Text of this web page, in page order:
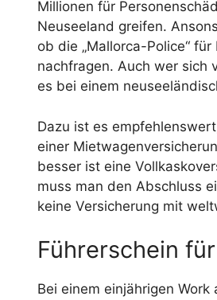
Millionen für
Neuseeland greifen.
ob die „Mallorca-Police“
nachfragen. Auch wer sich
es bei einem
Dazu ist es
einer
besser ist eine
muss man den Abschluss
keine Versicherung mit
Führerschein
Bei einem einjährigen